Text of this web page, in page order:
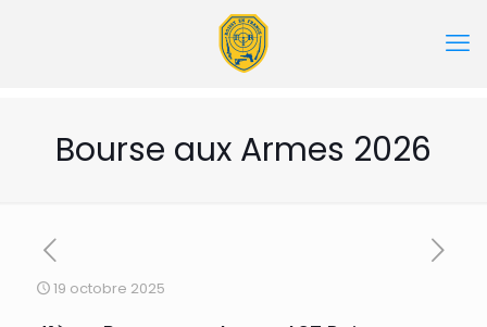
Bourse aux Armes 2026
19 octobre 2025